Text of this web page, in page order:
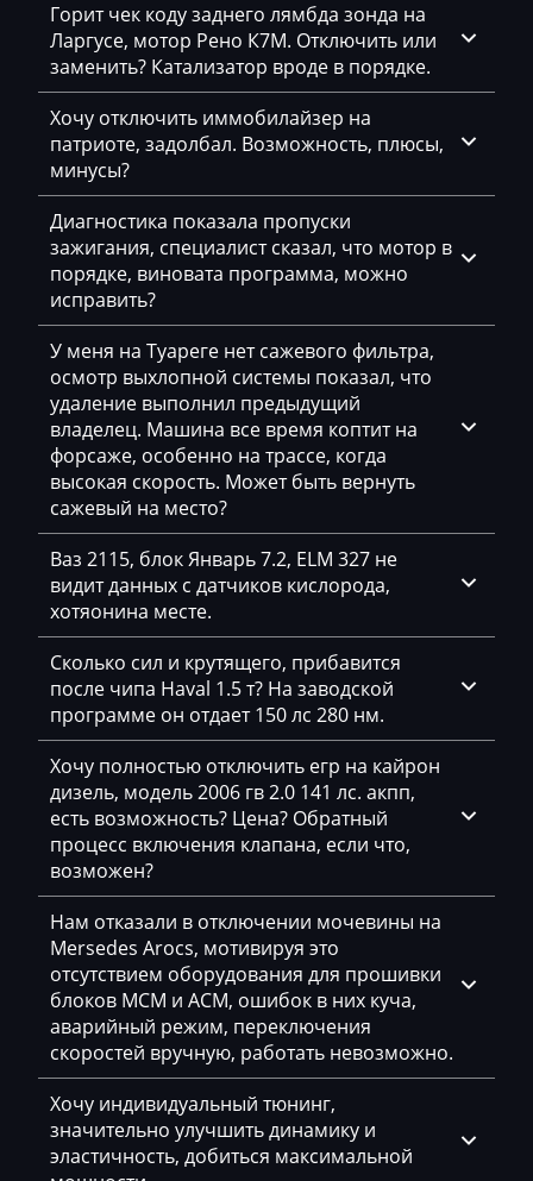
Dynapac
EcoLog
Eggersmann
Exeed
Extreme moto
Faresin
Farmtrac
FAW
Fendt
Fiat
Ford
Freightliner
Furukawa
GAC
Geely
Genie
Genset
GMC
Great Wall
Grove
Groz
Hafei
Haima
Hamm
Горит чек коду заднего лямбда зонда на
Ларгусе, мотор Рено К7М. Отключить или
заменить? Катализатор вроде в порядке.
Хочу отключить иммобилайзер на
патриоте, задолбал. Возможность, плюсы,
минусы?
Диагностика показала пропуски
зажигания, специалист сказал, что мотор в
порядке, виновата программа, можно
исправить?
У меня на Туареге нет сажевого фильтра,
осмотр выхлопной системы показал, что
удаление выполнил предыдущий
владелец. Машина все время коптит на
форсаже, особенно на трассе, когда
высокая скорость. Может быть вернуть
сажевый на место?
Ваз 2115, блок Январь 7.2, ELM 327 не
видит данных с датчиков кислорода,
хотяонина месте.
Сколько сил и крутящего, прибавится
после чипа Haval 1.5 т? На заводской
программе он отдает 150 лс 280 нм.
Хочу полностью отключить егр на кайрон
дизель, модель 2006 гв 2.0 141 лс. акпп,
есть возможность? Цена? Обратный
процесс включения клапана, если что,
возможен?
Нам отказали в отключении мочевины на
Mersedes Arocs, мотивируя это
отсутствием оборудования для прошивки
блоков MCM и ACM, ошибок в них куча,
аварийный режим, переключения
скоростей вручную, работать невозможно.
Хочу индивидуальный тюнинг,
значительно улучшить динамику и
эластичность, добиться максимальной